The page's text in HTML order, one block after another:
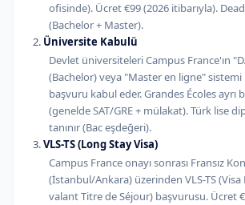
ofisinde). Ücret €99 (2026 itibarıyla).
(Bachelor + Master).
Üniversite Kabulü
Devlet üniversiteleri Campus France'ın
(Bachelor) veya "Master en ligne"
başvuru kabul eder. Grandes Écoles ayrı
(genelde SAT/GRE + mülakat). Türk lise
tanınır (Bac eşdeğeri).
VLS-TS (Long Stay Visa)
Campus France onayı sonrası Fransız
(İstanbul/Ankara) üzerinden VLS-TS
valant Titre de Séjour) başvurusu. Ücret